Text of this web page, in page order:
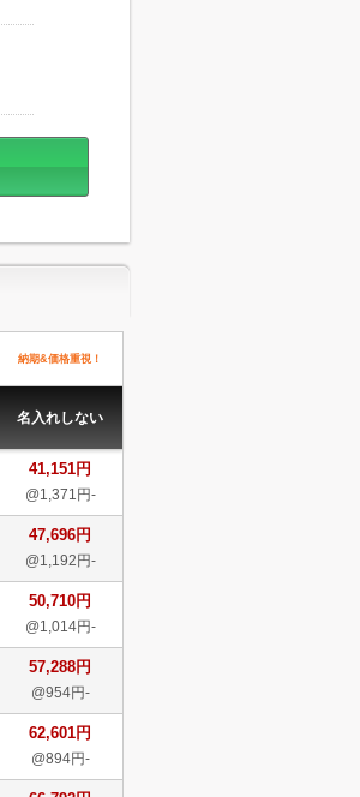
納期&価格重視！
名入れしない
41,151円
@1,371円-
47,696円
@1,192円-
50,710円
@1,014円-
57,288円
@954円-
62,601円
@894円-